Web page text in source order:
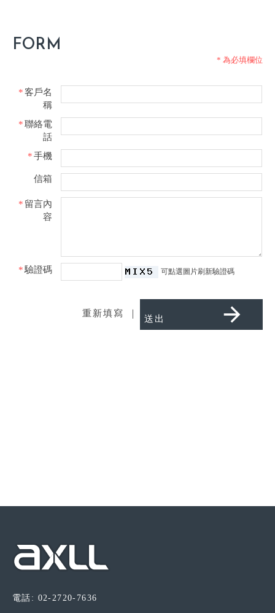
FORM
* 為必填欄位
*客戶名
稱
*聯絡電
話
*手機
信箱
* 留言內
容
*驗證碼 可點選圖片刷新驗證碼
電話: 02-2720-7636